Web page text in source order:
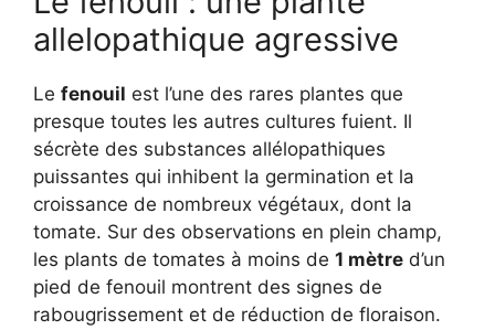
allelopathique agressive
Le fenouil est l’une des rares plantes que
presque toutes les autres cultures fuient. Il
sécrète des substances allélopathiques
puissantes qui inhibent la germination et la
croissance de nombreux végétaux, dont la
tomate. Sur des observations en plein champ,
les plants de tomates à moins de 1 mètre d’un
pied de fenouil montrent des signes de
rabougrissement et de réduction de floraison.